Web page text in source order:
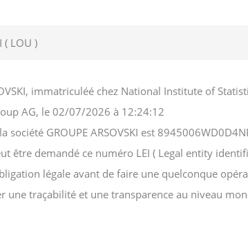
( LOU )
immatriculéé chez National Institute of
AG, le 02/07/2026 à 12:24:12
société GROUPE ARSOVSKI est
être demandé ce numéro LEI ( Legal entity
légale avant de faire une quelconque
une traçabilité et une transparence au niveau